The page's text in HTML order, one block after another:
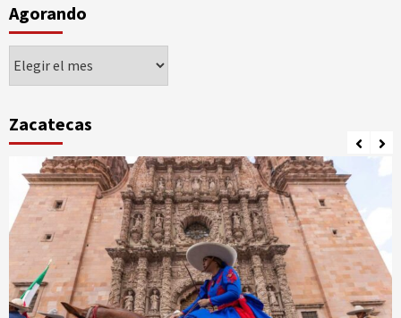
Agorando
Zacatecas